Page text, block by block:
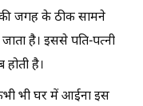
जगह के ठीक सामने
है। इससे पति-पत्नी
है।
भी घर में आईना इस